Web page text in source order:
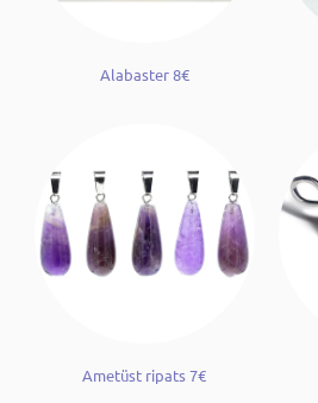
Alabaster 8€
Ametüst ripats 7€